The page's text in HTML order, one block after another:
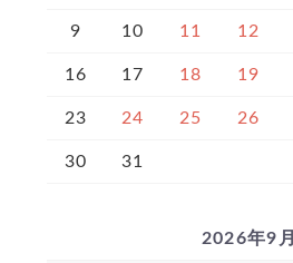
9 10 11 12
16 17 18 19
23 24 25 26
30 31
2026年9月